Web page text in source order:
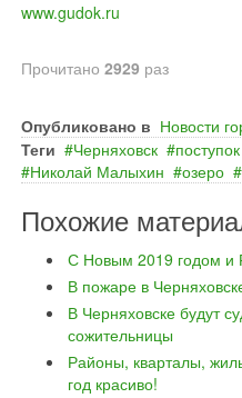
www.gudok.ru
Прочитано 2929 раз
Опубликовано в Новости
Теги
Черняховск поступок
Николай Малыхин
озеро
Похожие
С Новым 2019 годом и
В пожаре в
В Черняховске будут
сожительницы
Районы, кварталы,
год красиво!